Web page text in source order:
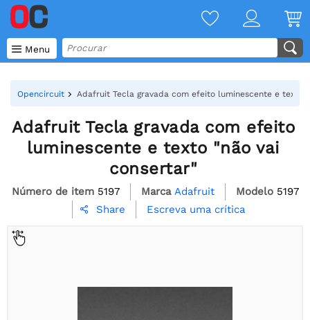
 Menu
Opencircuit Adafruit Tecla gravada com efeito luminescente e texto
Adafruit Tecla gravada com efeito
luminescente e texto "não vai
consertar"
Número de item 5197 Marca Adafruit Modelo 5197
 Share Escreva uma crítica